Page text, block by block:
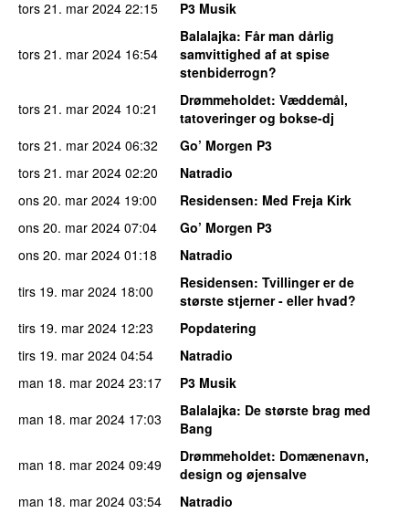
tors 21. mar 2024 22:15 P3 Musik
tors 21. mar 2024 16:54
Balalajka: Får man dårlig
samvittighed af at spise
stenbiderrogn?
tors 21. mar 2024 10:21 Drømmeholdet: Væddemål,
tatoveringer og bokse-dj
tors 21. mar 2024 06:32
Go’ Morgen P3
tors 21. mar 2024 02:20
Natradio
ons 20. mar 2024 19:00 Residensen: Med Freja Kirk
ons 20. mar 2024 07:04
Go’ Morgen P3
ons 20. mar 2024 01:18
Natradio
tirs 19. mar 2024 18:00 Residensen: Tvillinger er de
største stjerner - eller hvad?
tirs 19. mar 2024 12:23
Popdatering
tirs 19. mar 2024 04:54
Natradio
man 18. mar 2024 23:17
P3 Musik
man 18. mar 2024 17:03 Balalajka: De største brag med
Bang
man 18. mar 2024 09:49 Drømmeholdet: Domænenavn,
design og øjensalve
man 18. mar 2024 03:54
Natradio